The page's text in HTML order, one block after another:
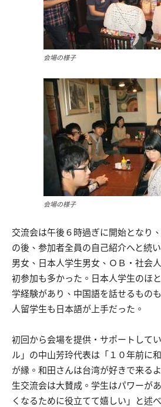
会場の様子
会場の様子
交流会は午後６時過ぎに開始となり
の後、参加者全員の自己紹介へと続
男女、日本人学生男女、ＯＢ・社会
初参加も多かった。日本人学生のほ
学経験があり、中国語を話せるもの
人留学生も日本語が上手だった。
初回から会場を提供・サポートして
ル」の中山芳玲代表は「１０年前に
が縁。和田さんは台湾が好きで来る
生交流会は大賛成。学生はパワーが
くなるために役立てて嬉しい」と述